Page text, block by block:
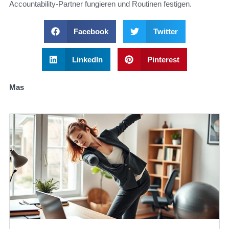
Accountability-Partner fungieren und Routinen festigen.
Facebook Twitter
LinkedIn Pinterest
Mas